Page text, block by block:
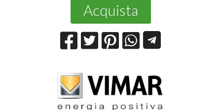
Acquista